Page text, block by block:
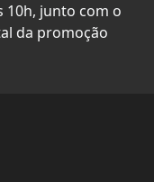
10h, junto com o
da promoção